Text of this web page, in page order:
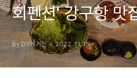
회펜션' 강구항 맛
by DY매거진 2022. 11. 15.